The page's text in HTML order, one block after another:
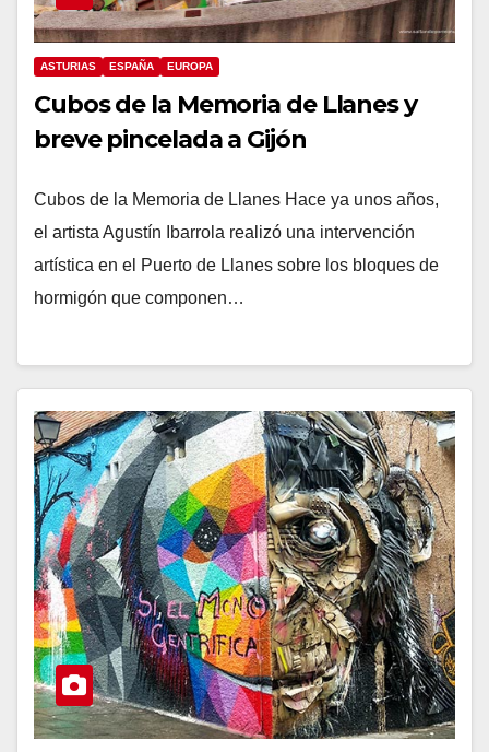
ASTURIAS ESPAÑA EUROPA
Cubos de la Memoria de Llanes y
breve pincelada a Gijón
Cubos de la Memoria de Llanes Hace ya unos años,
el artista Agustín Ibarrola realizó una intervención
artística en el Puerto de Llanes sobre los bloques de
hormigón que componen…